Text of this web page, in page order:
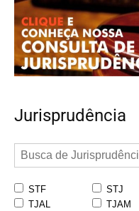
Jurisprudência
STF STJ
TJAL
TJAM